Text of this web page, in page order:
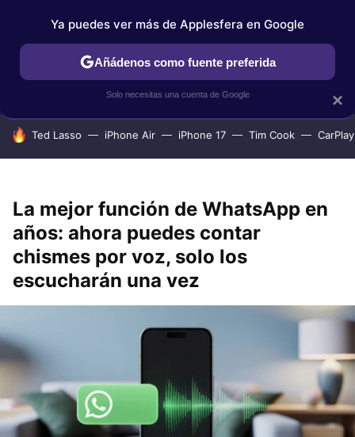
IPHONE TUTORIALES APPLESFERA SELECCIÓN
HOY SE HABLA DE
Ted Lasso iPhone Air iPhone 17 Tim Cook CarPlay
La mejor función de WhatsApp en
años: ahora puedes contar
chismes por voz, solo los
escucharán una vez
×
Ya puedes ver más de Applesfera en Google
Añádenos como fuente preferida
Solo necesitas una cuenta de Google